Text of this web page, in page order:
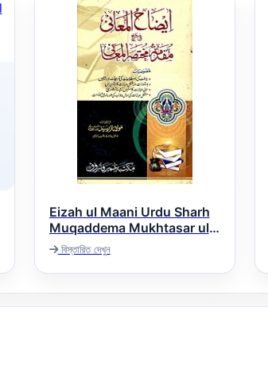
Eizah ul Maani Urdu Sharh
Muqaddema Mukhtasar ul
Maani ایضاح المعانی اردو شرح
مقدمہ مختصر المعانی
বিস্তারিত দেখুন